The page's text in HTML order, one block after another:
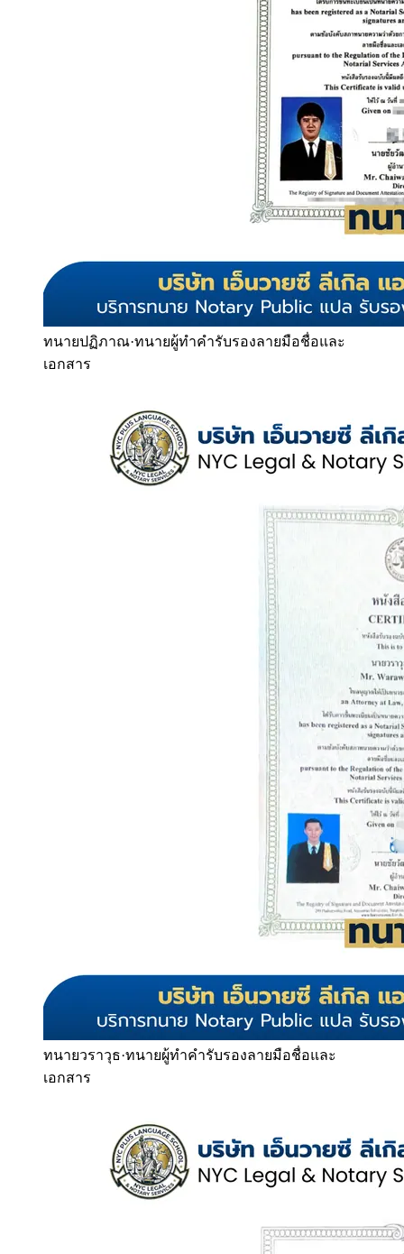
ทนายปฏิภาณ·ทนายผู้ทำคำรับรองลายมือชื่อและ
เอกสาร
ทนายวราวุธ·ทนายผู้ทำคำรับรองลายมือชื่อและ
เอกสาร